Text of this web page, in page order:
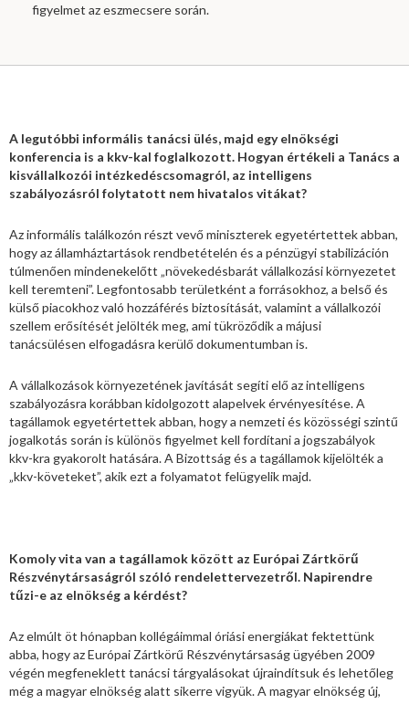
figyelmet az eszmecsere során.
A legutóbbi informális tanácsi ülés, majd egy elnökségi
konferencia is a kkv-kal foglalkozott. Hogyan értékeli a Tanács a
kisvállalkozói intézkedéscsomagról, az intelligens
szabályozásról folytatott nem hivatalos vitákat?
Az informális találkozón részt vevő miniszterek egyetértettek abban,
hogy az államháztartások rendbetételén és a pénzügyi stabilizáción
túlmenően mindenekelőtt „növekedésbarát vállalkozási környezetet
kell teremteni”. Legfontosabb területként a forrásokhoz, a belső és
külső piacokhoz való hozzáférés biztosítását, valamint a vállalkozói
szellem erősítését jelölték meg, ami tükröződik a májusi
tanácsülésen elfogadásra kerülő dokumentumban is.
A vállalkozások környezetének javítását segíti elő az intelligens
szabályozásra korábban kidolgozott alapelvek érvényesítése. A
tagállamok egyetértettek abban, hogy a nemzeti és közösségi szintű
jogalkotás során is különös figyelmet kell fordítani a jogszabályok
kkv-kra gyakorolt hatására. A Bizottság és a tagállamok kijelölték a
„kkv-követeket”, akik ezt a folyamatot felügyelik majd.
Komoly vita van a tagállamok között az Európai Zártkörű
Részvénytársaságról szóló rendelettervezetről. Napirendre
tűzi-e az elnökség a kérdést?
Az elmúlt öt hónapban kollégáimmal óriási energiákat fektettünk
abba, hogy az Európai Zártkörű Részvénytársaság ügyében 2009
végén megfeneklett tanácsi tárgyalásokat újraindítsuk és lehetőleg
még a magyar elnökség alatt sikerre vigyük. A magyar elnökség új,